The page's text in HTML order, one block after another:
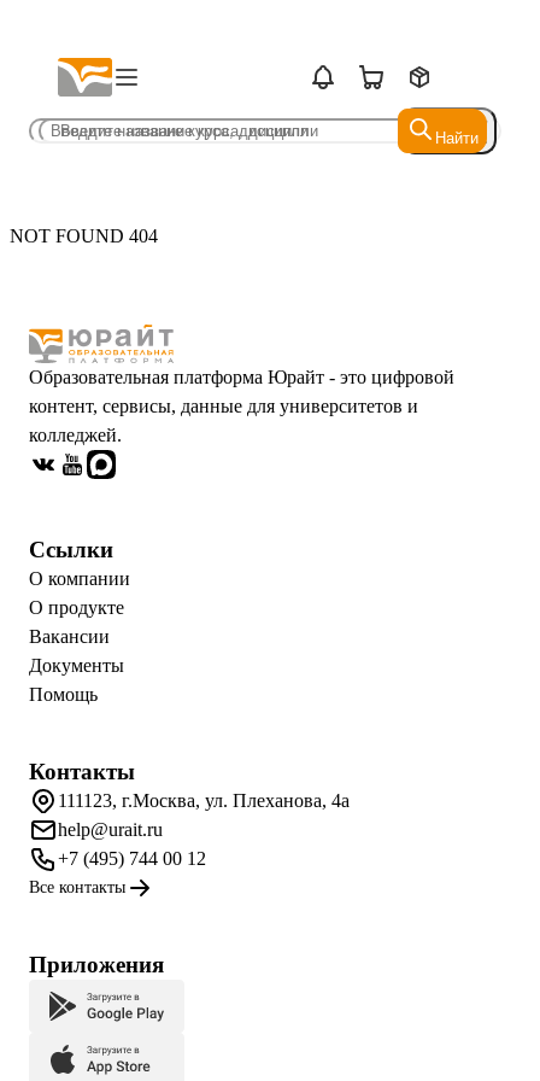
Найти
Найти
NOT FOUND 404
Образовательная платформа Юрайт - это цифровой
контент, сервисы, данные для университетов и
колледжей.
Ссылки
О компании
О продукте
Вакансии
Документы
Помощь
Контакты
111123, г.Москва, ул. Плеханова, 4а
help@urait.ru
+7 (495) 744 00 12
Все контакты
Приложения